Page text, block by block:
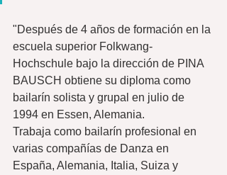
"Después de 4 años de formación en la
escuela superior Folkwang-
Hochschule bajo la dirección de PINA
BAUSCH obtiene su diploma como
bailarín solista y grupal en julio de
1994 en Essen, Alemania.
Trabaja como bailarín profesional en
varias compañías de Danza en
España, Alemania, Italia, Suiza y